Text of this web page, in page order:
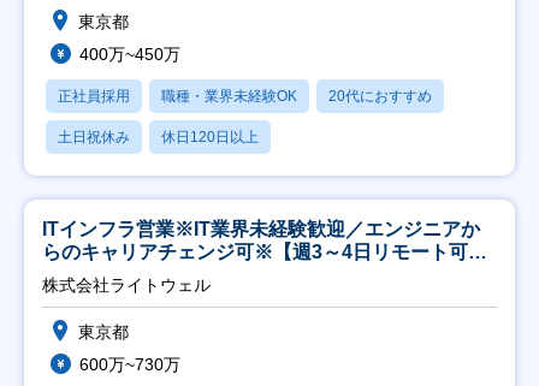
東京都
400万~450万
正社員採用 職種・業界未経験OK 20代におすすめ
土日祝休み 休日120日以上
ITインフラ営業※IT業界未経験歓迎／エンジニアか
らのキャリアチェンジ可※【週3～4日リモート可
能】
株式会社ライトウェル
東京都
600万~730万